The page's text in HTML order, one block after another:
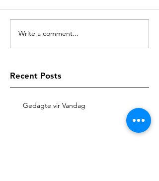
Write a comment...
Recent Posts
Gedagte vir Vandag